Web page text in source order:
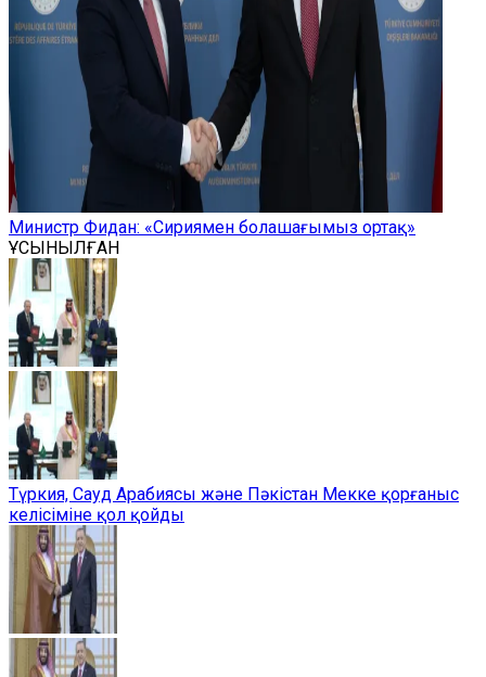
Министр Фидан: «Сириямен болашағымыз ортақ»
ҰСЫНЫЛҒАН
Түркия, Сауд Арабиясы және Пәкістан Мекке қорғаныс
келісіміне қол қойды